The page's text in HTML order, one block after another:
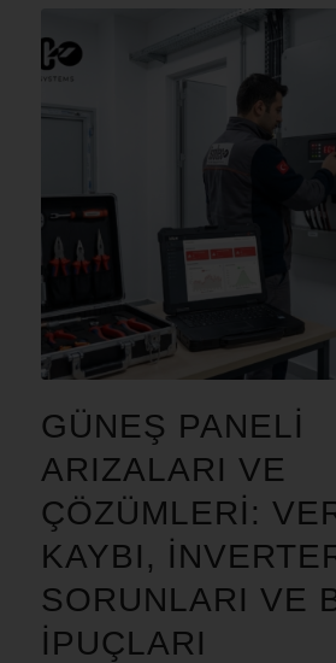
GÜNEŞ PANELI
ARIZALARI VE
ÇÖZÜMLERI:
KAYBI,
SORUNLARI VE
İPUÇLARI